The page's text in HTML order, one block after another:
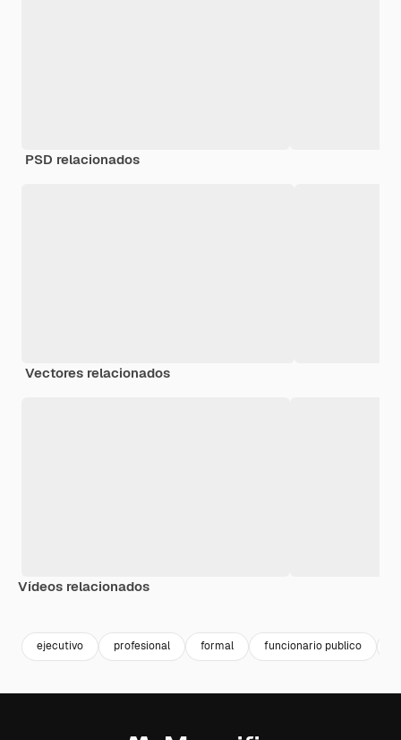
PSD relacionados
Vectores relacionados
Vídeos relacionados
ejecutivo profesional formal funcionario publico